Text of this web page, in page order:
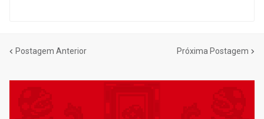
Postagem Anterior Próxima Postagem